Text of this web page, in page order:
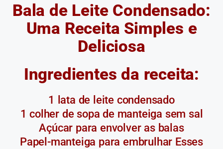
Bala de Leite Condensado:
Uma Receita Simples e
Deliciosa
Ingredientes da receita:
1 lata de leite condensado
1 colher de sopa de manteiga sem sal
Açúcar para envolver as balas
Papel-manteiga para embrulhar Esses